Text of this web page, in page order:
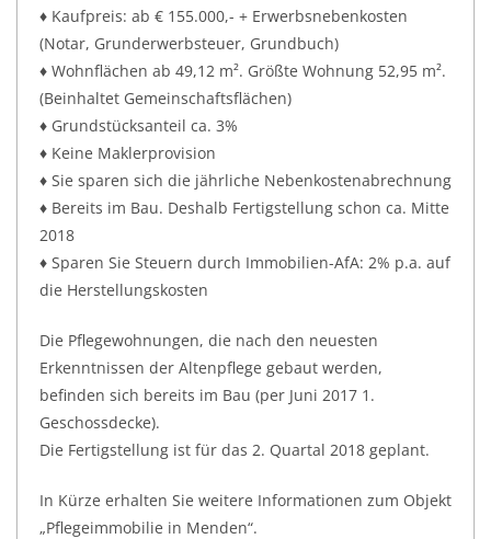
♦ Kaufpreis: ab € 155.000,- + Erwerbsnebenkosten
(Notar, Grunderwerbsteuer, Grundbuch)
♦ Wohnflächen ab 49,12 m². Größte Wohnung 52,95 m².
(Beinhaltet Gemeinschaftsflächen)
♦ Grundstücksanteil ca. 3%
♦ Keine Maklerprovision
♦ Sie sparen sich die jährliche Nebenkostenabrechnung
♦ Bereits im Bau. Deshalb Fertigstellung schon ca. Mitte
2018
♦ Sparen Sie Steuern durch Immobilien-AfA: 2% p.a. auf
die Herstellungskosten
Die Pflegewohnungen, die nach den neuesten
Erkenntnissen der Altenpflege gebaut werden,
befinden sich bereits im Bau (per Juni 2017 1.
Geschossdecke).
Die Fertigstellung ist für das 2. Quartal 2018 geplant.
In Kürze erhalten Sie weitere Informationen zum Objekt
„Pflegeimmobilie in Menden“.